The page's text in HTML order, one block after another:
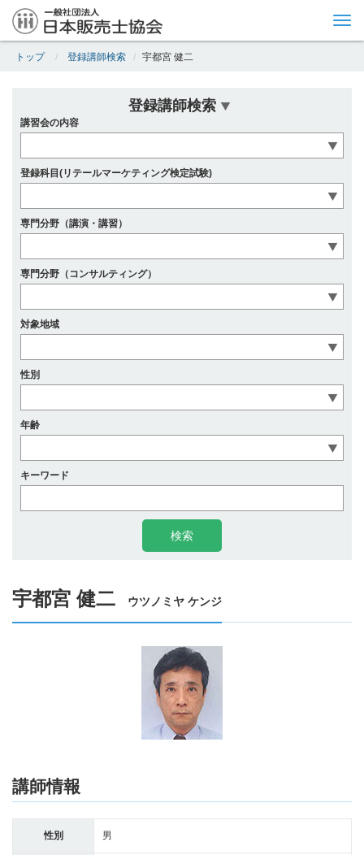
トップ 登録講師検索 宇都宮 健二
登録講師検索
講習会の内容
登録科目(リテールマーケティング検定試験)
専門分野（講演・講習）
専門分野（コンサルティング）
対象地域
性別
年齢
キーワード
宇都宮 健二 ウツノミヤ ケンジ
講師情報
性別 男